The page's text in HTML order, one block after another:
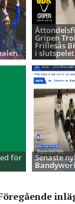
Gripen
Frillesås
i
för Senaste